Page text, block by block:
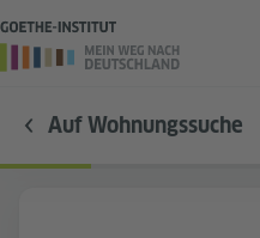
Auf Wohnungssuche